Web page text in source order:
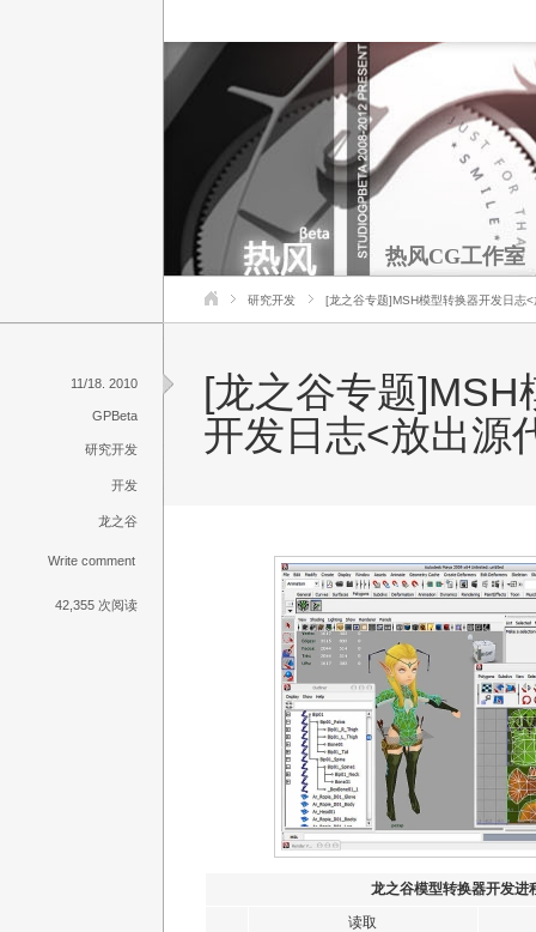
热风CG工作室
研究开发 [龙之谷专题]MSH模型转换器开发日志
[龙之谷专题]MSH
开发日志<放出源
龙之谷模型转换器开发进
读取
11/18. 2010
GPBeta
研究开发
开发
龙之谷
Write comment
42,355 次阅读